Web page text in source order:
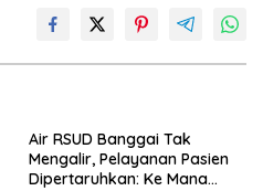
Air RSUD Banggai Tak
Mengalir, Pelayanan Pasien
Dipertaruhkan: Ke Mana